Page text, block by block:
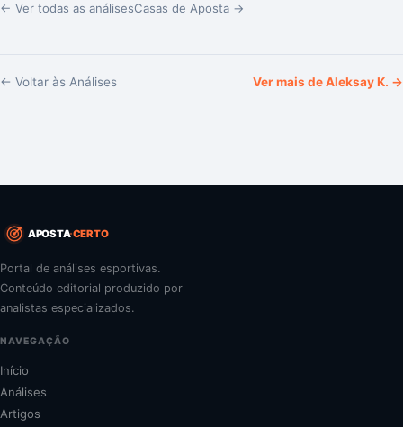
← Ver todas as análisesCasas de Aposta →
← Voltar às Análises Ver mais deAleksay K. →
APOSTACERTO
Portal de análises esportivas.
Conteúdo editorial produzido por
analistas especializados.
NAVEGAÇÃO
Início
Análises
Artigos